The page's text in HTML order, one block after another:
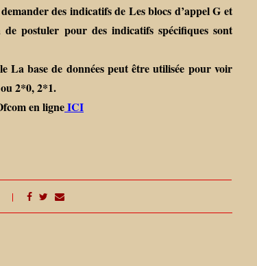
des indicatifs de Les blocs d’appel G et
postuler pour des indicatifs spécifiques sont
La base de données peut être utilisée pour voir
2*0, 2*1.
en ligneICI